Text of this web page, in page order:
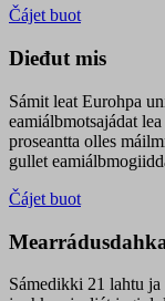
Čájet buot
Dieđut mis
Sámit leat Eurohpa
eamiálbmotsajádat
proseantta olles
gullet
Čájet buot
Sámedikki 21 lahtu